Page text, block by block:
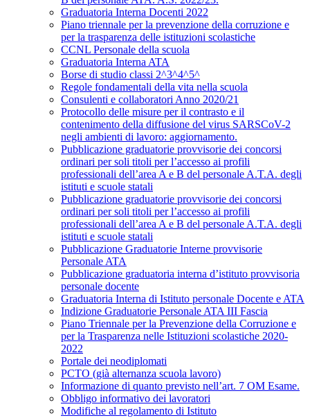
Graduatoria Interna Docenti 2022
Piano triennale per la prevenzione della corruzione e
per la trasparenza delle istituzioni scolastiche
CCNL Personale della scuola
Graduatoria Interna ATA
Borse di studio classi 2^3^4^5^
Regole fondamentali della vita nella scuola
Consulenti e collaboratori Anno 2020/21
Protocollo delle misure per il contrasto e il
contenimento della diffusione del virus SARSCoV-2
negli ambienti di lavoro: aggiornamento.
Pubblicazione graduatorie provvisorie dei concorsi
ordinari per soli titoli per l’accesso ai profili
professionali dell’area A e B del personale A.T.A. degli
istituti e scuole statali
Pubblicazione graduatorie provvisorie dei concorsi
ordinari per soli titoli per l’accesso ai profili
professionali dell’area A e B del personale A.T.A. degli
istituti e scuole statali
Pubblicazione Graduatorie Interne provvisorie
Personale ATA
Pubblicazione graduatoria interna d’istituto provvisoria
personale docente
Graduatoria Interna di Istituto personale Docente e ATA
Indizione Graduatorie Personale ATA III Fascia
Piano Triennale per la Prevenzione della Corruzione e
per la Trasparenza nelle Istituzioni scolastiche 2020-
2022
Portale dei neodiplomati
PCTO (già alternanza scuola lavoro)
Informazione di quanto previsto nell’art. 7 OM Esame.
Obbligo informativo dei lavoratori
Modifiche al regolamento di Istituto